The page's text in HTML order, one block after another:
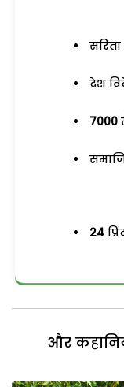
देश
7000
24
और